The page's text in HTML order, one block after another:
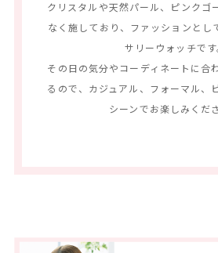
クリスタルや天然パール、ピンクゴ
なく施しており、​ ファッションとし
サリーウォッチです
その日の気分やコーディネートに合
るので、 カジュアル、フォーマル、
シーンでお楽しみくだ